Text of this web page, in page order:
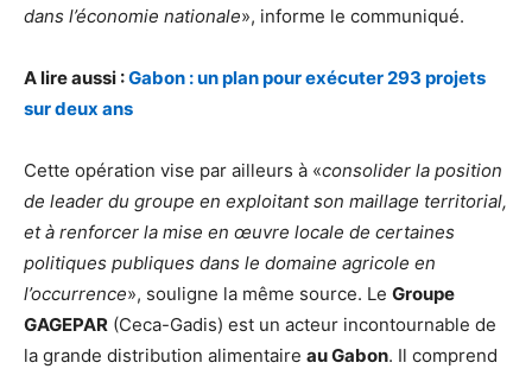
dans l’économie nationale», informe le communiqué.
A lire aussi :Gabon : un plan pour exécuter 293 projets
sur deux ans
Cette opération vise par ailleurs à «consolider la position
de leader du groupe en exploitant son maillage territorial,
et à renforcer la mise en œuvre locale de certaines
politiques publiques dans le domaine agricole en
l’occurrence», souligne la même source. Le Groupe
GAGEPAR (Ceca-Gadis) est un acteur incontournable de
la grande distribution alimentaire au Gabon. Il comprend